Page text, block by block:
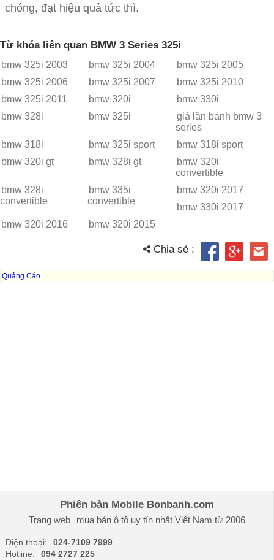
chóng, đạt hiệu quả tức thì.
Từ khóa liên quan BMW 3 Series 325i
bmw 325i 2003 bmw 325i 2004
bmw 325i 2005
bmw 325i 2006
bmw 325i 2007
bmw 325i 2010
bmw 325i 2011
bmw 320i
bmw 330i
bmw 328i
bmw 325i
giá lăn bánh bmw 3
series
bmw 318i
bmw 325i sport
bmw 318i sport
bmw 320i gt
bmw 328i gt
bmw 320i
convertible
bmw 328i
convertible
bmw 335i
convertible
bmw 320i 2017
bmw 330i 2017
bmw 320i 2016
bmw 320i 2015
Chia sẻ :
Quảng Cáo
Phiên bản Mobile Bonbanh.com
Trang web mua bán ô tôuy tín nhất Việt Nam từ 2006
Điện thoại:
024-7109 7999
Hotline:
094 2727 225